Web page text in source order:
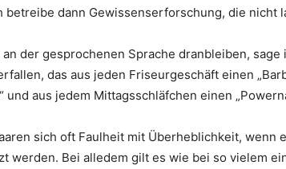
betreibe dann Gewissenserforschung, die nicht
der gesprochenen Sprache dranbleiben,
das aus jeden Friseurgeschäft einen
und aus jedem Mittagsschläfchen einen
sich oft Faulheit mit Überheblichkeit, wenn
werden. Bei alledem gilt es wie bei so vielem